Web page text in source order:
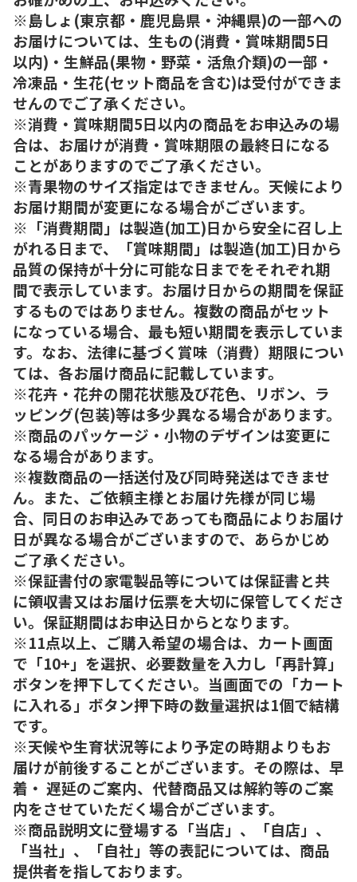
※島しょ(東京都・鹿児島県・沖縄県)の一部への
お届けについては、生もの(消費・賞味期間5日
以内)・生鮮品(果物・野菜・活魚介類)の一部・
冷凍品・生花(セット商品を含む)は受付ができま
せんのでご了承ください。
※消費・賞味期間5日以内の商品をお申込みの場
合は、お届けが消費・賞味期限の最終日になる
ことがありますのでご了承ください。
※青果物のサイズ指定はできません。天候により
お届け期間が変更になる場合がございます。
※「消費期間」は製造(加工)日から安全に召し上
がれる日まで、「賞味期間」は製造(加工)日から
品質の保持が十分に可能な日までをそれぞれ期
間で表示しています。お届け日からの期間を保証
するものではありません。複数の商品がセット
になっている場合、最も短い期間を表示していま
す。なお、法律に基づく賞味（消費）期限につい
ては、各お届け商品に記載しています。
※花卉・花弁の開花状態及び花色、リボン、ラ
ッピング(包装)等は多少異なる場合があります。
※商品のパッケージ・小物のデザインは変更に
なる場合があります。
※複数商品の一括送付及び同時発送はできませ
ん。また、ご依頼主様とお届け先様が同じ場
合、同日のお申込みであっても商品によりお届け
日が異なる場合がございますので、あらかじめ
ご了承ください。
※保証書付の家電製品等については保証書と共
に領収書又はお届け伝票を大切に保管してくださ
い。保証期間はお申込日からとなります。
※11点以上、ご購入希望の場合は、カート画面
で「10+」を選択、必要数量を入力し「再計算」
ボタンを押下してください。当画面での「カート
に入れる」ボタン押下時の数量選択は1個で結構
です。
※天候や生育状況等により予定の時期よりもお
届けが前後することがございます。その際は、早
着・ 遅延のご案内、代替商品又は解約等のご案
内をさせていただく場合がございます。
※商品説明文に登場する「当店」、「自店」、
「当社」、「自社」等の表記については、商品
提供者を指しております。